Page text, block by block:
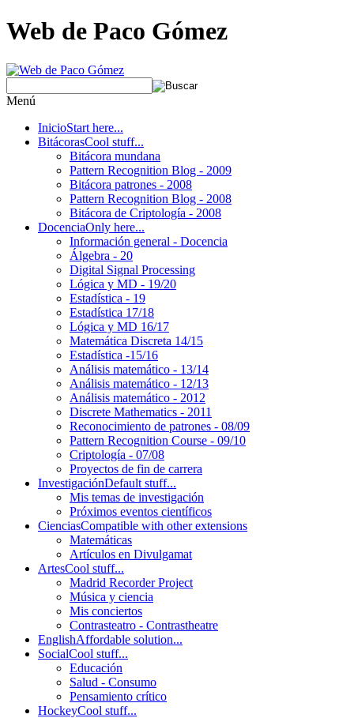
Web de Paco Gómez
Menú
InicioStart here...
BitácorasCool stuff...
Bitácora mundana
Pattern Recognition Blog - 2009
Bitácora patrones - 2008
Pattern Recognition Blog - 2008
Bitácora de Criptología - 2008
DocenciaOnly here...
Información general - Docencia
Álgebra - 20
Digital Signal Processing
Lógica y MD - 19/20
Estadística - 19
Estadística 17/18
Lógica y MD 16/17
Matemática Discreta 14/15
Estadística -15/16
Análisis matemático - 13/14
Análisis matemático - 12/13
Análisis matemático - 2012
Discrete Mathematics - 2011
Reconocimiento de patrones - 08/09
Pattern Recognition Course - 09/10
Criptología - 07/08
Proyectos de fin de carrera
InvestigaciónDefault stuff...
Mis temas de investigación
Próximos eventos científicos
CienciasCompatible with other extensions
Matemáticas
Artículos en Divulgamat
ArtesCool stuff...
Madrid Recorder Project
Música y ciencia
Mis conciertos
Contrasteatro - Contrastheatre
EnglishAffordable solution...
SocialCool stuff...
Educación
Salud - Consumo
Pensamiento crítico
HockeyCool stuff...